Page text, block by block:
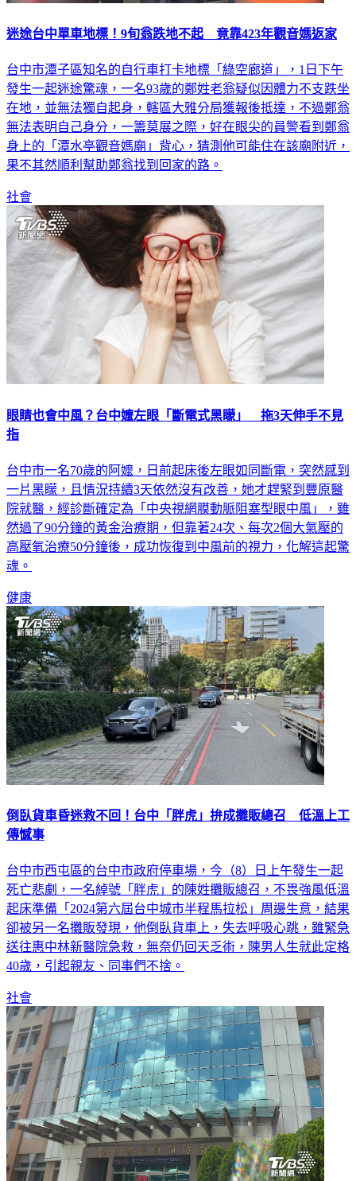
台中市潭子區知名的自行車打卡地標「綠空廊道」，1日下午
發生一起迷途驚魂，一名93歲的鄭姓老翁疑似因體力不支跌坐
在地，並無法獨自起身，轄區大雅分局獲報後抵達，不過鄭翁
無法表明自己身分，一籌莫展之際，好在眼尖的員警看到鄭翁
身上的「潭水亭觀音媽廟」背心，猜測他可能住在該廟附近，
社會
眼睛也會中風？台中嬤左眼「斷電式黑矇」 拖3天伸手不見
台中市一名70歲的阿嬤，日前起床後左眼如同斷電，突然感到
一片黑矇，且情況持續3天依然沒有改善，她才趕緊到豐原醫
院就醫，經診斷確定為「中央視網膜動脈阻塞型眼中風」，雖
然過了90分鐘的黃金治療期，但靠著24次、每次2個大氣壓的
高壓氧治療50分鐘後，成功恢復到中風前的視力，化解這起驚
健康
倒臥貨車昏迷救不回！台中「胖虎」拚成攤販總召 低溫上工
台中市西屯區的台中市政府停車場，今（8）日上午發生一起
死亡悲劇，一名綽號「胖虎」的陳姓攤販總召，不畏強風低溫
起床準備「2024第六屆台中城市半程馬拉松」周邊生意，結果
卻被另一名攤販發現，他倒臥貨車上，失去呼吸心跳，雖緊急
送往惠中林新醫院急救，無奈仍回天乏術，陳男人生就此定格
社會